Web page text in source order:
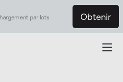
par lots
Obtenir